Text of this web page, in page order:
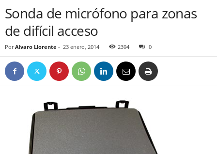
Sonda de micrófono para zonas
de difícil acceso
Por Alvaro Llorente - 23 enero, 2014 2394 0